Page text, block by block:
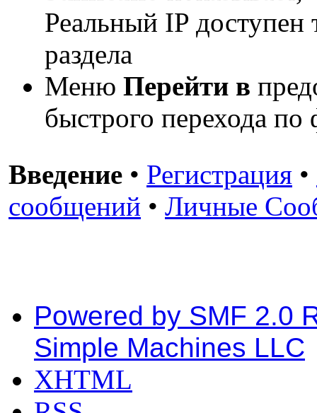
Реальный IP доступен
раздела
Меню Перейти в
быстрого перехода по
Введение • Регистрация •
сообщений • Личные
Powered by SMF 2.0
Simple Machines LLC
XHTML